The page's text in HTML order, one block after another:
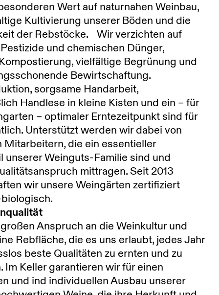
Wert auf naturnahen Weinbau,
Kultivierung unserer Böden und die
der Rebstöcke. Wir verzichten auf
und chemischen Dünger,
vielfältige Begrünung und
Bewirtschaftung.
sorgsame Handarbeit,
Handlese in kleine Kisten und ein – für
– optimaler Erntezeitpunkt sind für
Unterstützt werden wir dabei von
Mitarbeitern, die ein essentieller
unserer Weinguts-Familie sind und
mittragen. Seit 2013
wir unsere Weingärten zertifiziert
Anspruch an die Weinkultur und
Rebfläche, die es uns erlaubt, jedes Jahr
beste Qualitäten zu ernten und zu
Im Keller garantieren wir für einen
und ind individuellen Ausbau unserer